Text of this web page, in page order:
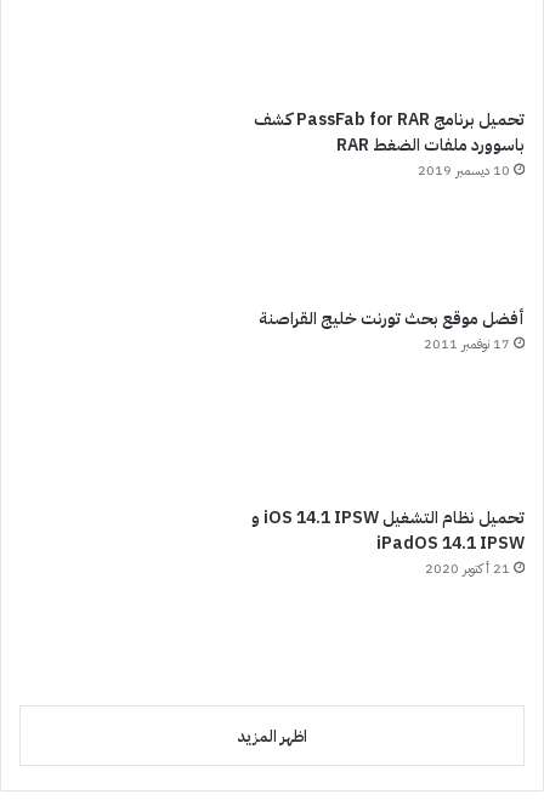
تحميل برنامج PassFab for RAR كشف
باسوورد ملفات الضغط RAR
10 ديسمبر 2019
أفضل موقع بحث تورنت خليج القراصنة
17 نوفمبر 2011
تحميل نظام التشغيل iOS 14.1 IPSW و
iPadOS 14.1 IPSW
21 أكتوبر 2020
اظهر المزيد